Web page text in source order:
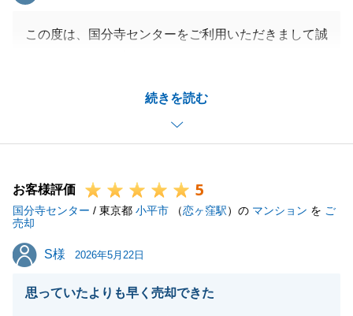
閉じる
続きを読む
この度は、国分寺センターをご利用いただきまして誠
が、いつも快くご対応いただいて大変感謝しておりま
また、何かお困りのことがございましたら、お気軽に
今後ともよろしくお願いいたします。
お客様評価 5
国分寺センター / 東京都 小平市 （恋ヶ窪駅）の マンション を ご
売却
S様
S様 2026年5月22日
思っていたよりも早く売却できた